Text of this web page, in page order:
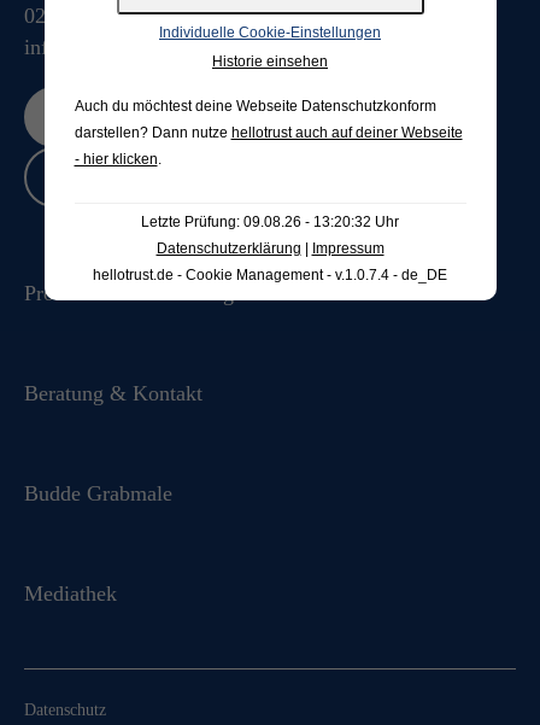
info@budde-grabmale.de
025813076
Jetzt bewerten
Produkte & Ausstellung
Beratung & Kontakt
Budde Grabmale
Mediathek
Datenschutz
Individuelle Cookie-Einstellungen
Historie einsehen
Auch du möchtest deine Webseite Datenschutzkonform
darstellen? Dann nutze hellotrust auch auf deiner Webseite
- hier klicken.
Letzte Prüfung: 09.08.26 - 13:20:32 Uhr
Datenschutzerklärung
Impressum
hellotrust.de - Cookie Management - v.1.0.7.4 - de_DE